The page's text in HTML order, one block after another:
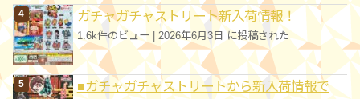
ガチャガチャストリート新入荷情報！
1.6k件のビュー 2026年6月3日 に投稿された
■ガチャガチャストリートから新入荷情報で